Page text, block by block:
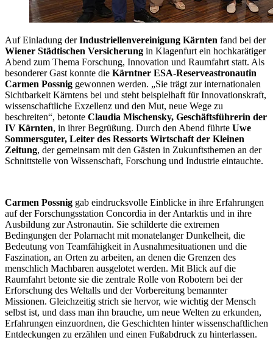
Auf Einladung derIndustriellenvereinigung Kärnten fand bei der
Wiener Städtischen Versicherung in Klagenfurt ein hochkarätiger
Abend zum Thema Forschung, Innovation und Raumfahrt statt. Als
besonderer Gast konnte die Kärntner ESA-Reserveastronautin
Carmen Possnig gewonnen werden. „Sie trägt zur internationalen
Sichtbarkeit Kärntens bei und steht beispielhaft für Innovationskraft,
wissenschaftliche Exzellenz und den Mut, neue Wege zu
beschreiten“, betonte Claudia Mischensky, Geschäftsführerin der
IV Kärnten, in ihrer Begrüßung. Durch den Abend führte Uwe
Sommersguter, Leiter des Ressorts Wirtschaft der Kleinen
Zeitung, der gemeinsam mit den Gästen in Zukunftsthemen an der
Schnittstelle von Wissenschaft, Forschung und Industrie eintauchte.
Carmen Possnig gab eindrucksvolle Einblicke in ihre Erfahrungen
auf der Forschungsstation Concordia in der Antarktis und in ihre
Ausbildung zur Astronautin. Sie schilderte die extremen
Bedingungen der Polarnacht mit monatelanger Dunkelheit, die
Bedeutung von Teamfähigkeit in Ausnahmesituationen und die
Faszination, an Orten zu arbeiten, an denen die Grenzen des
menschlich Machbaren ausgelotet werden. Mit Blick auf die
Raumfahrt betonte sie die zentrale Rolle von Robotern bei der
Erforschung des Weltalls und der Vorbereitung bemannter
Missionen. Gleichzeitig strich sie hervor, wie wichtig der Mensch
selbst ist, und dass man ihn brauche, um neue Welten zu erkunden,
Erfahrungen einzuordnen, die Geschichten hinter wissenschaftlichen
Entdeckungen zu erzählen und einen Fußabdruck zu hinterlassen.